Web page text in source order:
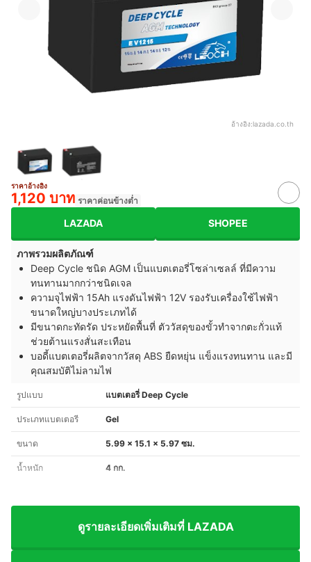
อ้างอิง:lazada.co.th
ราคาอ้างอิง
1,120 บาท ราคาค่อนข้างต่ำ
LAZADA SHOPEE
ภาพรวมผลิตภัณฑ์
Deep Cycle ชนิด AGM เป็นแบตเตอรี่โซล่าเซลล์ ที่มีความ
ทนทานมากกว่าชนิดเจล
ความจุไฟฟ้า 15Ah แรงดันไฟฟ้า 12V รองรับเครื่องใช้ไฟฟ้า
ขนาดใหญ่บางประเภทได้
มีขนาดกะทัดรัด ประหยัดพื้นที่ ตัววัสดุของขั้วทำจากตะกั่วแท้
ช่วยต้านแรงสั่นสะเทือน
บอดี้แบตเตอรี่ผลิตจากวัสดุ ABS ยืดหยุ่น แข็งแรงทนทาน และมี
คุณสมบัติไม่ลามไฟ
รูปแบบ แบตเตอรี่ Deep Cycle
ประเภทแบตเตอรี Gel
ขนาด 5.99 x 15.1 x 5.97 ซม.
น้ำหนัก 4 กก.
ดูรายละเอียดเพิ่มเติมที่ LAZADA